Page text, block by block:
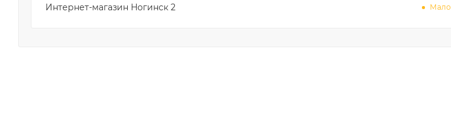
Интернет-магазин Ногинск 2 Мало